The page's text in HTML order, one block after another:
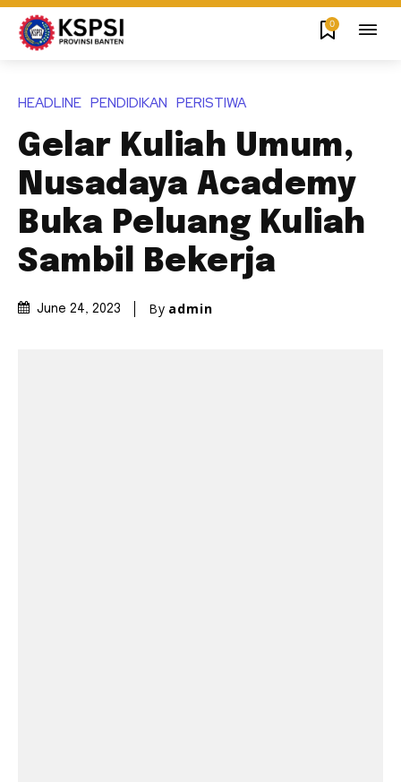
0
HEADLINE PENDIDIKAN PERISTIWA
Gelar Kuliah Umum,
Nusadaya Academy
Buka Peluang Kuliah
Sambil Bekerja
June 24, 2023 By admin